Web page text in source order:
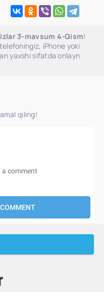
3-mavsum 4-Qism!
iPhone yoki
yaxshi sifatda onlayn
amal qiling!